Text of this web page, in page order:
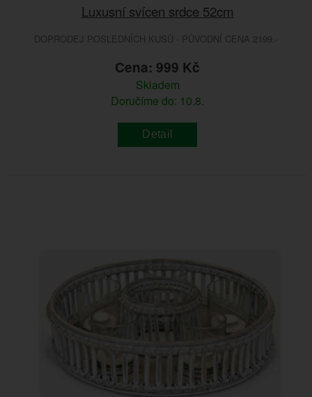
Luxusní svícen srdce 52cm
DOPRODEJ POSLEDNÍCH KUSŮ - PŮVODNÍ CENA 2199.-
Cena: 999 Kč
Skladem
Doručíme do: 10.8.
Detail